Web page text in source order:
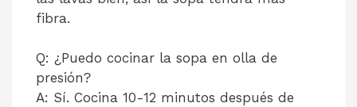
fibra.
Q: ¿Puedo cocinar la sopa en olla de
presión?
A: Sí. Cocina 10-12 minutos después de